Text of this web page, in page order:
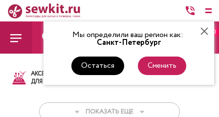
Мы определили ваш регион как:
Санкт-Петербург
Остаться Сменить
0
АКСЕССУАРЫ
ДЛЯ ШИТЬЯ
ТКАНИ НИТКИ
ПОКАЗАТЬ ЕЩЕ